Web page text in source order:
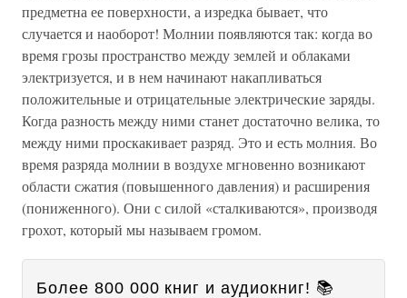
предметна ее поверхности, а изредка бывает, что
случается и наоборот! Молнии появляются так: когда во
время грозы пространство между землей и облаками
электризуется, и в нем начинают накапливаться
положительные и отрицательные электрические заряды.
Когда разность между ними станет достаточно велика, то
между ними проскакивает разряд. Это и есть молния. Во
время разряда молнии в воздухе мгновенно возникают
области сжатия (повышенного давления) и расширения
(пониженного). Они с силой «сталкиваются», производя
грохот, который мы называем громом.
Более 800 000 книг и аудиокниг! 📚